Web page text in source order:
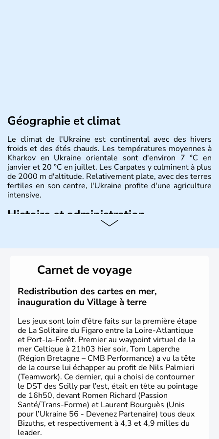
Géographie et climat
Le climat de l'Ukraine est continental avec des hivers
froids et des étés chauds. Les températures moyennes à
Kharkov en Ukraine orientale sont d'environ 7 °C en
janvier et 20 °C en juillet. Les Carpates y culminent à plus
de 2000 m d'altitude. Relativement plate, avec des terres
fertiles en son centre, l'Ukraine profite d'une agriculture
intensive.
Histoire et administration
remonte au 24 août 1991. Sébastopol, Karkhov et
Odessa sont les principales villes d'Ukraine.
Carnet de voyage
Redistribution des cartes en mer,
inauguration du Village à terre
Les jeux sont loin d’être faits sur la première étape
de La Solitaire du Figaro entre la Loire-Atlantique
et Port-la-Forêt. Premier au waypoint virtuel de la
mer Celtique à 21h03 hier soir, Tom Laperche
(Région Bretagne – CMB Performance) a vu la tête
de la course lui échapper au profit de Nils Palmieri
(Teamwork). Ce dernier, qui a choisi de contourner
le DST des Scilly par l’est, était en tête au pointage
de 16h50, devant Romen Richard (Passion
Santé/Trans-Forme) et Laurent Bourguès (Unis
pour l’Ukraine 56 - Devenez Partenaire) tous deux
Bizuths, et respectivement à 4,3 et 4,9 milles du
leader.